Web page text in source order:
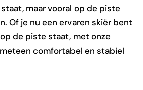
maar vooral op de piste
Of je nu een ervaren skiër bent
de piste staat, met onze
comfortabel en stabiel